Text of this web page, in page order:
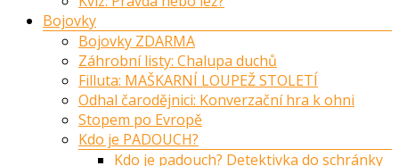
Bojovky
Bojovky ZDARMA
Záhrobní listy: Chalupa duchů
Filluta: MAŠKARNÍ LOUPEŽ STOLETÍ
Odhal čarodějnici: Konverzační hra k ohni
Stopem po Evropě
Kdo je PADOUCH?
Kdo je padouch? Detektivka do schránky